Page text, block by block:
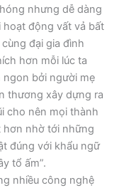
nhưng dễ dàng
hoạt động vất vả bất
đại gia đình
hơn mỗi lúc ta
bởi người mẹ
thương xây dựng ra
cho nên mọi thành
hơn nhờ tới những
đúng với khẩu ngữ
tổ ấm”.
nhiều công nghệ